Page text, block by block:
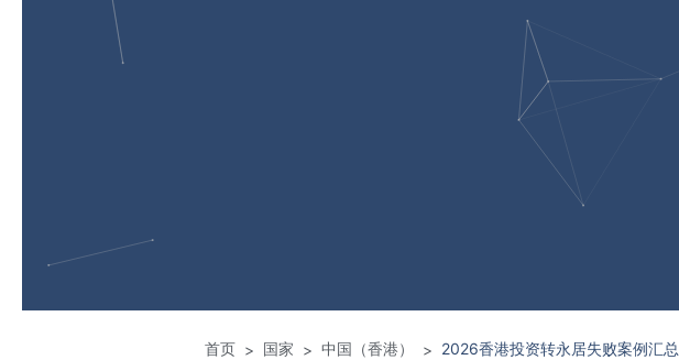
首页 > 国家 > 中国（香港） > 2026香港投资转永居失败案例汇总